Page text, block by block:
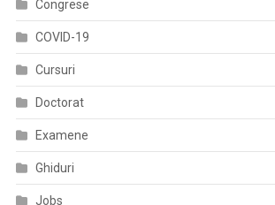
Congrese
COVID-19
Cursuri
Doctorat
Examene
Ghiduri
Jobs